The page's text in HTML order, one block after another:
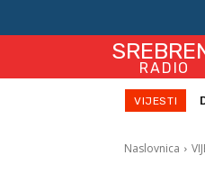
RADIO
VIJESTI
Naslovnica